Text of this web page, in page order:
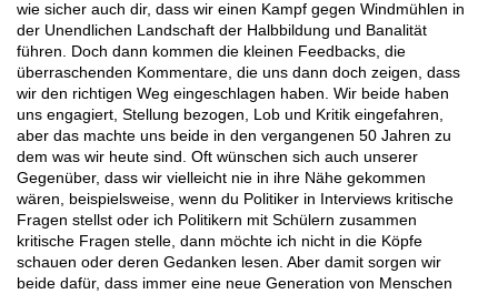
wie sicher auch dir, dass wir einen Kampf gegen Windmühlen in
der Unendlichen Landschaft der Halbbildung und Banalität
führen. Doch dann kommen die kleinen Feedbacks, die
überraschenden Kommentare, die uns dann doch zeigen, dass
wir den richtigen Weg eingeschlagen haben. Wir beide haben
uns engagiert, Stellung bezogen, Lob und Kritik eingefahren,
aber das machte uns beide in den vergangenen 50 Jahren zu
dem was wir heute sind. Oft wünschen sich auch unserer
Gegenüber, dass wir vielleicht nie in ihre Nähe gekommen
wären, beispielsweise, wenn du Politiker in Interviews kritische
Fragen stellst oder ich Politikern mit Schülern zusammen
kritische Fragen stelle, dann möchte ich nicht in die Köpfe
schauen oder deren Gedanken lesen. Aber damit sorgen wir
beide dafür, dass immer eine neue Generation von Menschen